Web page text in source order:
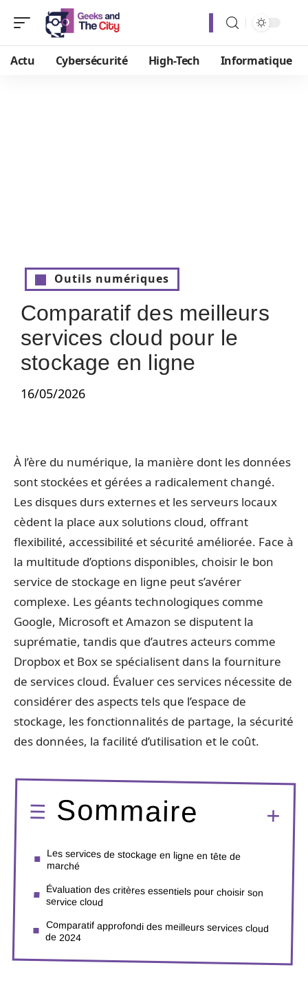
Actu Cybersécurité High-Tech Informatique
Outils numériques
Comparatif des meilleurs
services cloud pour le
stockage en ligne
16/05/2026
À l’ère du numérique, la manière dont les données
sont stockées et gérées a radicalement changé.
Les disques durs externes et les serveurs locaux
cèdent la place aux solutions cloud, offrant
flexibilité, accessibilité et sécurité améliorée. Face à
la multitude d’options disponibles, choisir le bon
service de stockage en ligne peut s’avérer
complexe. Les géants technologiques comme
Google, Microsoft et Amazon se disputent la
suprématie, tandis que d’autres acteurs comme
Dropbox et Box se spécialisent dans la fourniture
de services cloud. Évaluer ces services nécessite de
considérer des aspects tels que l’espace de
stockage, les fonctionnalités de partage, la sécurité
des données, la facilité d’utilisation et le coût.
Sommaire
Les services de stockage en ligne en tête de
marché
Évaluation des critères essentiels pour choisir son
service cloud
Comparatif approfondi des meilleurs services cloud
de 2024